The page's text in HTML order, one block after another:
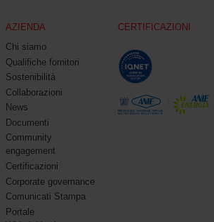
AZIENDA
Chi siamo
Qualifiche fornitori
Sostenibilità
Collaborazioni
News
Documenti
Community
engagement
Certificazioni
Corporate governance
Comunicati Stampa
Portale
CERTIFICAZIONI